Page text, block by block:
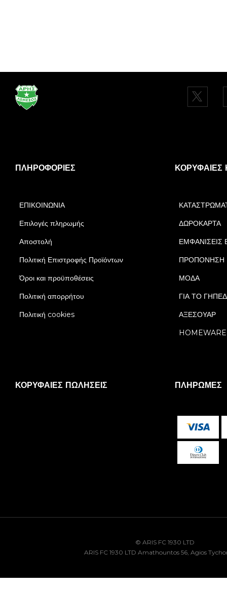
ΠΛΗΡΟΦΟΡΊΕΣ
ΕΠΙΚΟΙΝΩΝΙΑ
Επιλογές πληρωμής
Αποστολή
Πολιτική Επιστροφής Προϊόντων
Όροι και προϋποθέσεις
Πολιτική απορρήτου
Πολιτική cookies
ΚΟΡΥΦΑΊΕΣ
ΔΩΡΟΚΑΡΤΑ
ΕΜΦΑΝΙΣΕΙΣ
ΠΡΟΠΟΝΗΣΗ
ΜΟΔΑ
ΓΙΑ ΤΟ
ΑΞΕΣΟΥΑΡ
HOMEWARE
ΚΟΡΥΦΑΊΕΣ ΠΩΛΉΣΕΙΣ ΠΛΗΡΩΜΈΣ
© ARIS FC 1930 LTD
ARIS FC 1930 LTD Amathountos 56, Agios